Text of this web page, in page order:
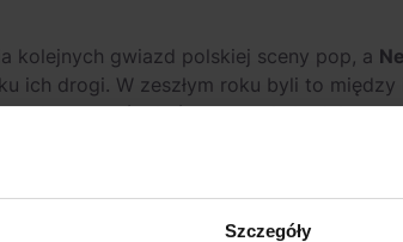
Szczegóły
kolejnych gwiazd polskiej sceny pop, a
ich drogi. W zeszłym roku byli to między
roku artystów którzy zagrają będzie
najbliższych miesiącach: